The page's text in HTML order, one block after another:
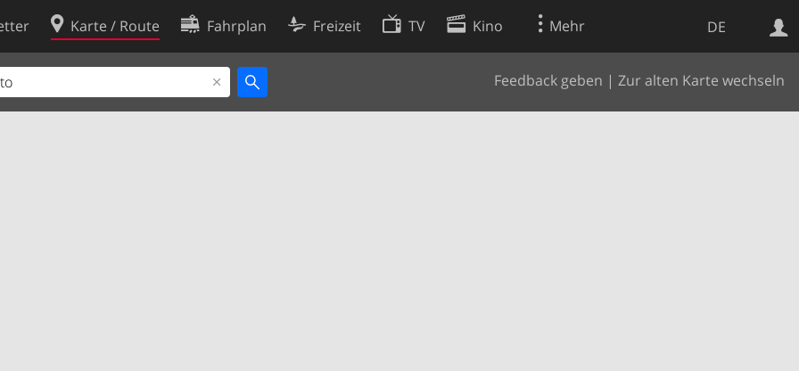
DE
Karte / Route Fahrplan Freizeit TV Kino Mehr
Feedback geben | Zur alten Karte wechseln
Websuche
Cookie-Richtlinie
Cookie-Einstellungen